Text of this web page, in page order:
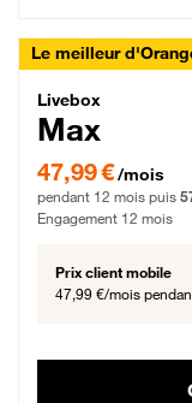
Le meilleur
Livebox
Livebox
Max
47,99 € par mois
47,99 €/mois
pendant 12 mois puis
Engagement 12 mois
Prix client mobile
47,99 €/mois